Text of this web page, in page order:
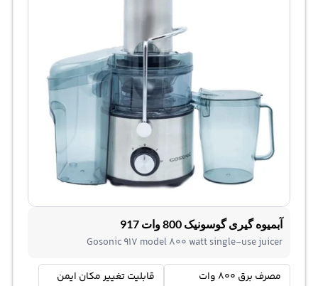
آبمیوه گیری گوسونیک 800 وات 917
Gosonic 917 model 800 watt single-use juicer
مصرف برق 800 وات
قابلیت تغییر مکان ایمن